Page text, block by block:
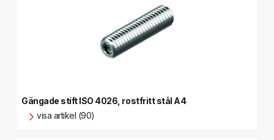
Gängade stift ISO 4026, rostfritt stål A4
visa artikel (90)